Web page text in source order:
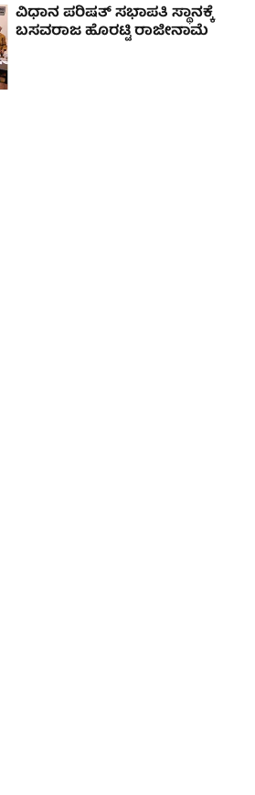
ವಿಧಾನ ಪರಿಷತ್ ಸಭಾಪತಿ ಸ್ಥಾನಕ್ಕೆ
ಬಸವರಾಜ ಹೊರಟ್ಟಿ ರಾಜೀನಾಮೆ